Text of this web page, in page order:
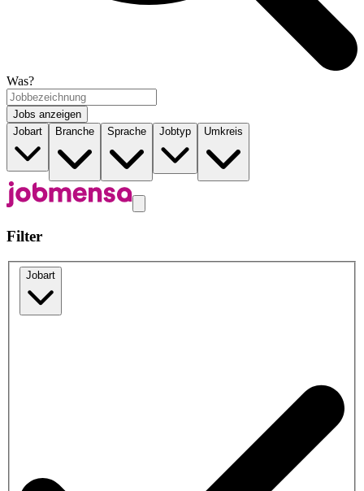
Was?
Jobs anzeigen
Jobart
Branche Sprache Jobtyp Umkreis
Filter
Jobart